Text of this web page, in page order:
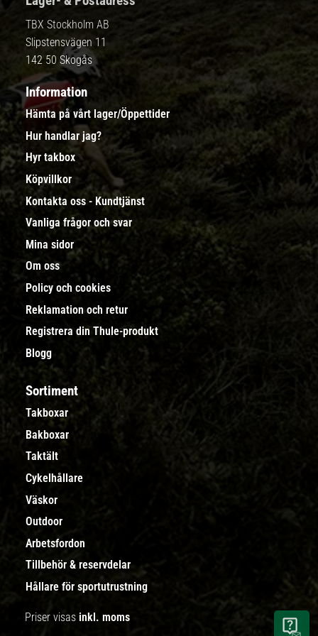
TBX Stockholm AB
Slipstensvägen 11
142 50 Skogås
Information
Hämta på vårt lager/Öppettider
Hur handlar jag?
Hyr takbox
Köpvillkor
Kontakta oss - Kundtjänst
Vanliga frågor och svar
Mina sidor
Om oss
Policy och cookies
Reklamation och retur
Registrera din Thule-produkt
Blogg
Sortiment
Takboxar
Bakboxar
Taktält
Cykelhållare
Väskor
Outdoor
Arbetsfordon
Tillbehör & reservdelar
Hållare för sportutrustning
Priser visas inkl. moms